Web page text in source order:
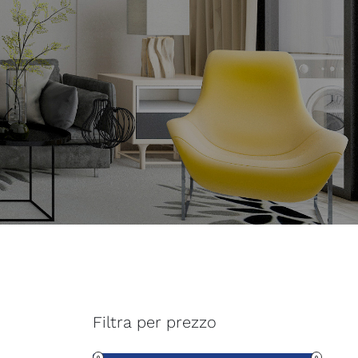
Filtra per prezzo